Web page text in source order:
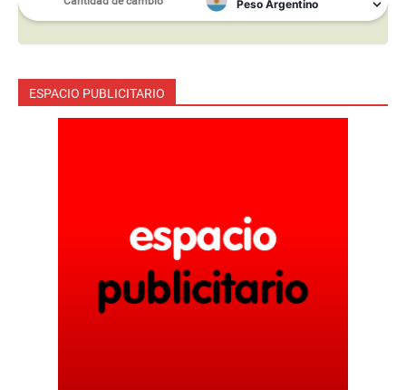
ESPACIO PUBLICITARIO